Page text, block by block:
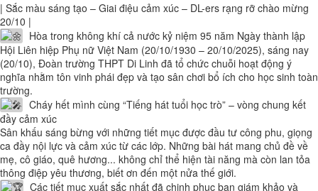
| Sắc màu sáng tạo – Giai điệu cảm xúc – DL-ers rạng rỡ chào mừng
20/10 |
Hòa trong không khí cả nước kỷ niệm 95 năm Ngày thành lập
Hội Liên hiệp Phụ nữ Việt Nam (20/10/1930 – 20/10/2025), sáng nay
(20/10), Đoàn trường THPT Di Linh đã tổ chức chuỗi hoạt động ý
nghĩa nhằm tôn vinh phái đẹp và tạo sân chơi bổ ích cho học sinh toàn
trường.
Cháy hết mình cùng “Tiếng hát tuổi học trò” – vòng chung kết
đầy cảm xúc
Sân khấu sáng bừng với những tiết mục được đầu tư công phu, giọng
ca đầy nội lực và cảm xúc từ các lớp. Những bài hát mang chủ đề về
mẹ, cô giáo, quê hương... không chỉ thể hiện tài năng mà còn lan tỏa
thông điệp yêu thương, biết ơn đến một nửa thế giới.
Các tiết mục xuất sắc nhất đã chinh phục ban giám khảo và